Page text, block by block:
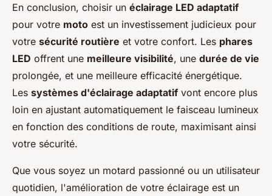
En conclusion, choisir un éclairage LED adaptatif
pour votre moto est un investissement judicieux pour
votre sécurité routière et votre confort. Les phares
LED offrent une meilleure visibilité, une durée de vie
prolongée, et une meilleure efficacité énergétique.
Les systèmes d'éclairage adaptatif vont encore plus
loin en ajustant automatiquement le faisceau lumineux
en fonction des conditions de route, maximisant ainsi
votre sécurité.
Que vous soyez un motard passionné ou un utilisateur
quotidien, l'amélioration de votre éclairage est un